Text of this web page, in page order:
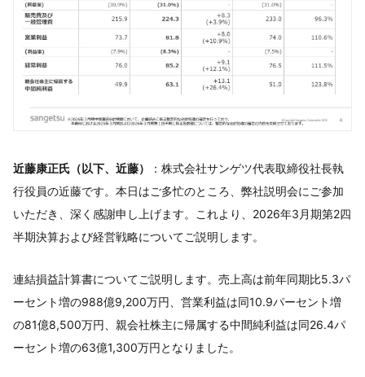
近藤康正氏（以下、近藤）
：株式会社サンゲツ代表取締役社長執
行役員の近藤です。本日はご多忙のところ、弊社説明会にご参加
いただき、深く感謝申し上げます。これより、2026年3月期第2四
半期決算および経営戦略についてご説明します。
連結損益計算書についてご説明します。売上高は前年同期比5.3パ
ーセント増の988億9,200万円、営業利益は同10.9パーセント増
の81億8,500万円、親会社株主に帰属する中間純利益は同26.4パ
ーセント増の63億1,300万円となりました。